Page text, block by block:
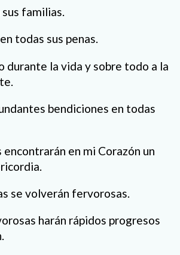
sus familias.
todas sus penas.
durante la vida y sobre todo a la
bendiciones en todas
encontrarán en mi Corazón un
se volverán fervorosas.
harán rápidos progresos